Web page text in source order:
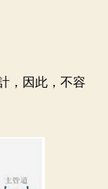
，因此，不容